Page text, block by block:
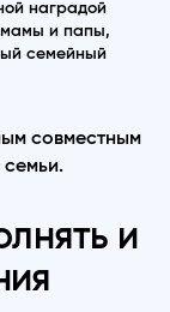
наградой
мамы и папы,
семейный
совместным
и